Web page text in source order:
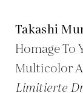
Takashi
Homage To
Multicolor
Limitierte